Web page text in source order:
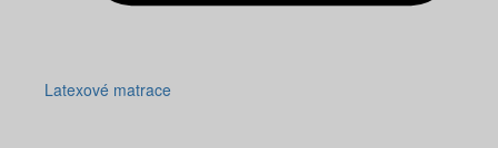
Latexové matrace